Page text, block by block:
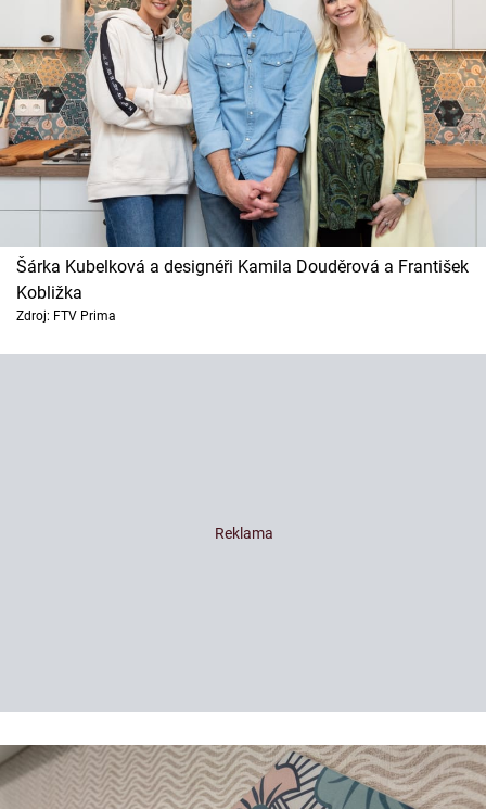
Šárka Kubelková a designéři Kamila Douděrová a František
Kobližka
Zdroj: FTV Prima